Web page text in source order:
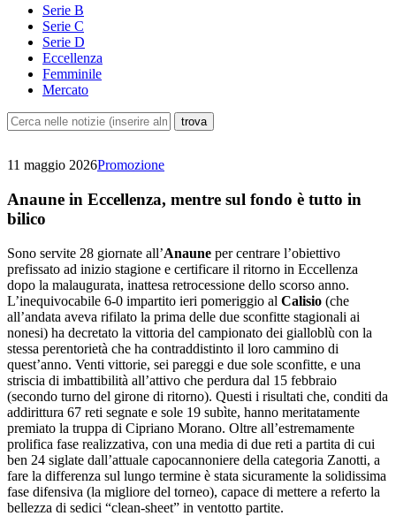
Serie B
Serie C
Serie D
Eccellenza
Femminile
Mercato
11 maggio 2026Promozione
Anaune in Eccellenza, mentre sul fondo è tutto in
bilico
Sono servite 28 giornate all’Anaune per centrare l’obiettivo
prefissato ad inizio stagione e certificare il ritorno in Eccellenza
dopo la malaugurata, inattesa retrocessione dello scorso anno.
L’inequivocabile 6-0 impartito ieri pomeriggio al Calisio (che
all’andata aveva rifilato la prima delle due sconfitte stagionali ai
nonesi) ha decretato la vittoria del campionato dei gialloblù con la
stessa perentorietà che ha contraddistinto il loro cammino di
quest’anno. Venti vittorie, sei pareggi e due sole sconfitte, e una
striscia di imbattibilità all’attivo che perdura dal 15 febbraio
(secondo turno del girone di ritorno). Questi i risultati che, conditi da
addirittura 67 reti segnate e sole 19 subìte, hanno meritatamente
premiato la truppa di Cipriano Morano. Oltre all’estremamente
prolifica fase realizzativa, con una media di due reti a partita di cui
ben 24 siglate dall’attuale capocannoniere della categoria Zanotti, a
fare la differenza sul lungo termine è stata sicuramente la solidissima
fase difensiva (la migliore del torneo), capace di mettere a referto la
bellezza di sedici “clean-sheet” in ventotto partite.